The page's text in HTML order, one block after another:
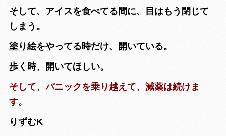
そして、アイスを食べてる間に、目はもう閉じて
しまう。
塗り絵をやってる時だけ、開いている。
歩く時、開いてほしい。
そして、パニックを乗り越えて、減薬は続けま
す。
りずむK